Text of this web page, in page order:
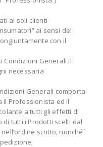
ai soli clienti
ai sensi del
con il
Condizioni Generali il
necessaria
Generali comporta
Professionista ed il
a tutti gli effetti di
di tutti i Prodotti scelti dal
scritto, nonché´